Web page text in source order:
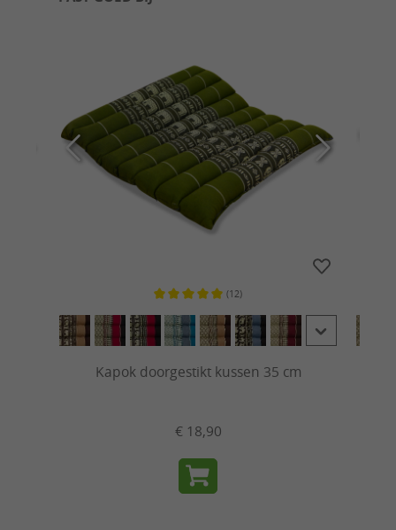
(12)
Kapok doorgestikt kussen 35 cm
€ 18,90